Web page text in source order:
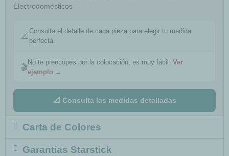
Electrodomésticos
📐
Consulta el detalle de cada pieza para elegir tu medida
perfecta.
🎬
No te preocupes por la colocación, es muy fácil. Ver
ejemplo →
📐 Consulta las medidas detalladas
Carta de Colores
Garantías Starstick